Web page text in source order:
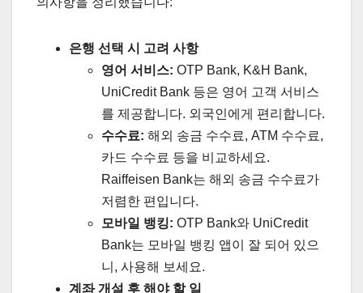
은행 선택 시 고려 사항
영어 서비스: OTP Bank, K&H Bank,
UniCredit Bank 등은 영어 고객 서비스
를 제공합니다. 외국인에게 편리합니다.
수수료: 해외 송금 수수료, ATM 수수료,
카드 수수료 등을 비교하세요.
Raiffeisen Bank는 해외 송금 수수료가
저렴한 편입니다.
모바일 뱅킹: OTP Bank와 UniCredit
Bank는 모바일 뱅킹 앱이 잘 되어 있으
니, 사용해 보세요.
계좌 개설 후 해야 할 일